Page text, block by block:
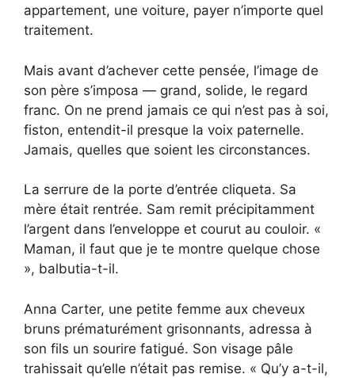
appartement, une voiture, payer n’importe quel
traitement.
Mais avant d’achever cette pensée, l’image de
son père s’imposa — grand, solide, le regard
franc. On ne prend jamais ce qui n’est pas à soi,
fiston, entendit-il presque la voix paternelle.
Jamais, quelles que soient les circonstances.
La serrure de la porte d’entrée cliqueta. Sa
mère était rentrée. Sam remit précipitamment
l’argent dans l’enveloppe et courut au couloir. «
Maman, il faut que je te montre quelque chose
», balbutia-t-il.
Anna Carter, une petite femme aux cheveux
bruns prématurément grisonnants, adressa à
son fils un sourire fatigué. Son visage pâle
trahissait qu’elle n’était pas remise. « Qu’y a-t-il,